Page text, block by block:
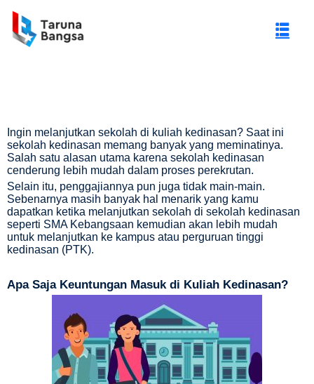
Negeri (PTN)
Ingin melanjutkan sekolah di kuliah kedinasan? Saat ini
sekolah kedinasan memang banyak yang meminatinya.
Salah satu alasan utama karena sekolah kedinasan
cenderung lebih mudah dalam proses perekrutan.
Selain itu, penggajiannya pun juga tidak main-main.
Sebenarnya masih banyak hal menarik yang kamu
dapatkan ketika melanjutkan sekolah di sekolah kedinasan
seperti SMA Kebangsaan kemudian akan lebih mudah
untuk melanjutkan ke kampus atau perguruan tinggi
kedinasan (PTK).
Apa Saja Keuntungan Masuk di Kuliah Kedinasan?